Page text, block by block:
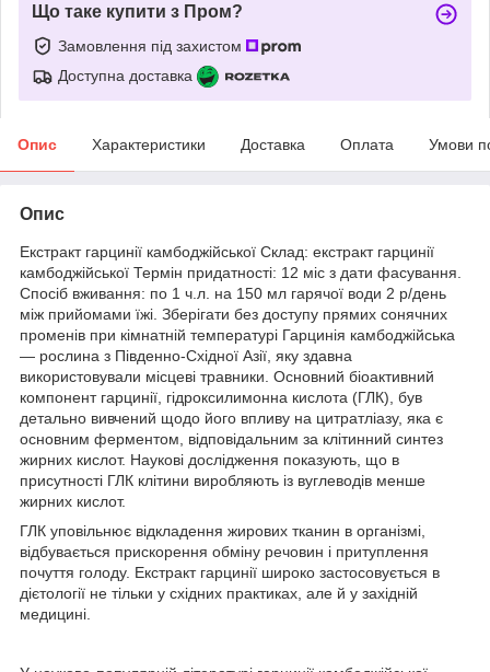
Що таке купити з Пром?
Замовлення під захистом
Доступна доставка
Опис Характеристики Доставка Оплата Умови
Опис
Екстракт гарцинії камбоджійської Склад: екстракт гарцинії
камбоджійської Термін придатності: 12 міс з дати фасування.
Спосіб вживання: по 1 ч.л. на 150 мл гарячої води 2 р/день
між прийомами їжі. Зберігати без доступу прямих сонячних
променів при кімнатній температурі Гарцинія камбоджійська
— рослина з Південно-Східної Азії, яку здавна
використовували місцеві травники. Основний біоактивний
компонент гарцинії, гідроксилимонна кислота (ГЛК), був
детально вивчений щодо його впливу на цитратліазу, яка є
основним ферментом, відповідальним за клітинний синтез
жирних кислот. Наукові дослідження показують, що в
присутності ГЛК клітини виробляють із вуглеводів менше
жирних кислот.
ГЛК уповільнює відкладення жирових тканин в організмі,
відбувається прискорення обміну речовин і притуплення
почуття голоду. Екстракт гарцинії широко застосовується в
дієтології не тільки у східних практиках, але й у західній
медицині.